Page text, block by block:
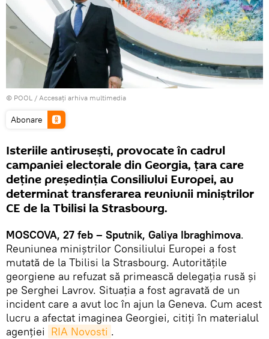
© POOL / Accesați arhiva multimedia
Abonare
Isteriile antirusești, provocate în cadrul
campaniei electorale din Georgia, țara care
deține președinția Consiliului Europei, au
determinat transferarea reuniunii miniștrilor
CE de la Tbilisi la Strasbourg.
MOSCOVA, 27 feb – Sputnik, Galiya Ibraghimova.
Reuniunea miniștrilor Consiliului Europei a fost
mutată de la Tbilisi la Strasbourg. Autoritățile
georgiene au refuzat să primească delegația rusă și
pe Serghei Lavrov. Situația a fost agravată de un
incident care a avut loc în ajun la Geneva. Cum acest
lucru a afectat imaginea Georgiei, citiți în materialul
agenției RIA Novosti .